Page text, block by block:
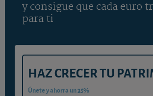
y consigue que cada euro
para ti
HAZ CRECER TU
Únete y ahorra un 35%